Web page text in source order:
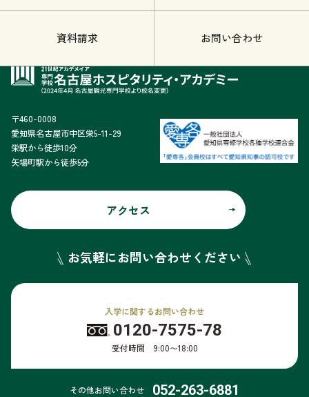
資料請求 お問い合わせ
〒460-0008
愛知県名古屋市中区栄5-11-29
栄駅から徒歩10分
矢場町駅から徒歩5分
アクセス
お気軽にお問い合わせください
入学に関するお問い合わせ
0120-7575-78
受付時間 9:00〜18:00
その他お問い合わせ 052-263-6881